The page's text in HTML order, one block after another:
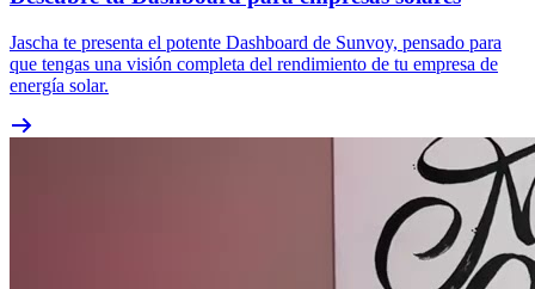
Jascha te presenta el potente Dashboard de Sunvoy, pensado para
que tengas una visión completa del rendimiento de tu empresa de
energía solar.